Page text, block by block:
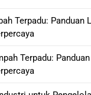
Terpadu: Panduan
Terpadu: